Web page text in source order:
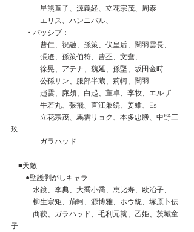
星熊童子、源義経、立花宗茂、周泰
エリス、ハンニバル、
・パッシブ：
曹仁、祝融、孫策、伏皇后、関羽雲長、
張遼、孫策伯符、曹丕、文鴦、
徐晃、アテナ、魏延、孫堅、坂田金時
公孫サン、服部半蔵、荊軻、関羽
趙雲、廉頗、白起、董卓、李牧、エルザ
牛若丸、張飛、直江兼続、姜維、Es
立花宗茂、馬雲リョク、本多忠勝、中野三
玖
ガラハッド
■天敵
●聖護剥がしキャラ
水鏡、李典、大喬小喬、恵比寿、欧冶子、
柳生宗矩、荊軻、源博雅、ホウ統、塚原卜伝
商鞅、ガラハッド、毛利元就、乙姫、茨城童
子